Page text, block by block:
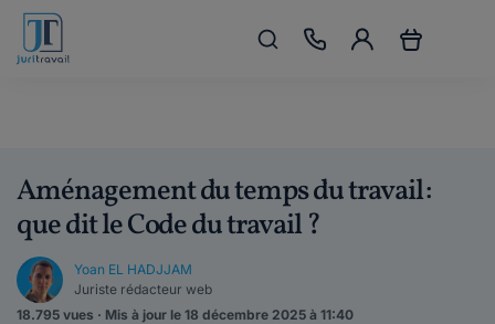
Aménagement du temps du travail :
que dit le Code du travail ?
Yoan EL HADJJAM
Juriste rédacteur web
18.795 vues · Mis à jour le 18 décembre 2025 à 11:40